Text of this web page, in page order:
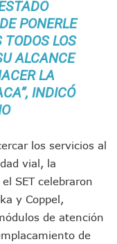
Genera Dudas Tras Visita
Entre Guadalajara Y
En Puerto Vallarta
Especializada En
De Personas, Acusa
La Despedida Fúnebre Del
Ballenas Que Nunca Este
Para Inscripción A
De Célula Dedicada A
‘No Es Lo Que Parece’ Para
A Microempresas
Cerca De Talpa De
A Dueños De Vehículos
A Su Corona Como
Nave Extraterrestre En
PONERLE
LOS
ALCANCE
LA
INDICÓ
los servicios al
vial, la
SET celebraron
y Coppel,
de atención
de